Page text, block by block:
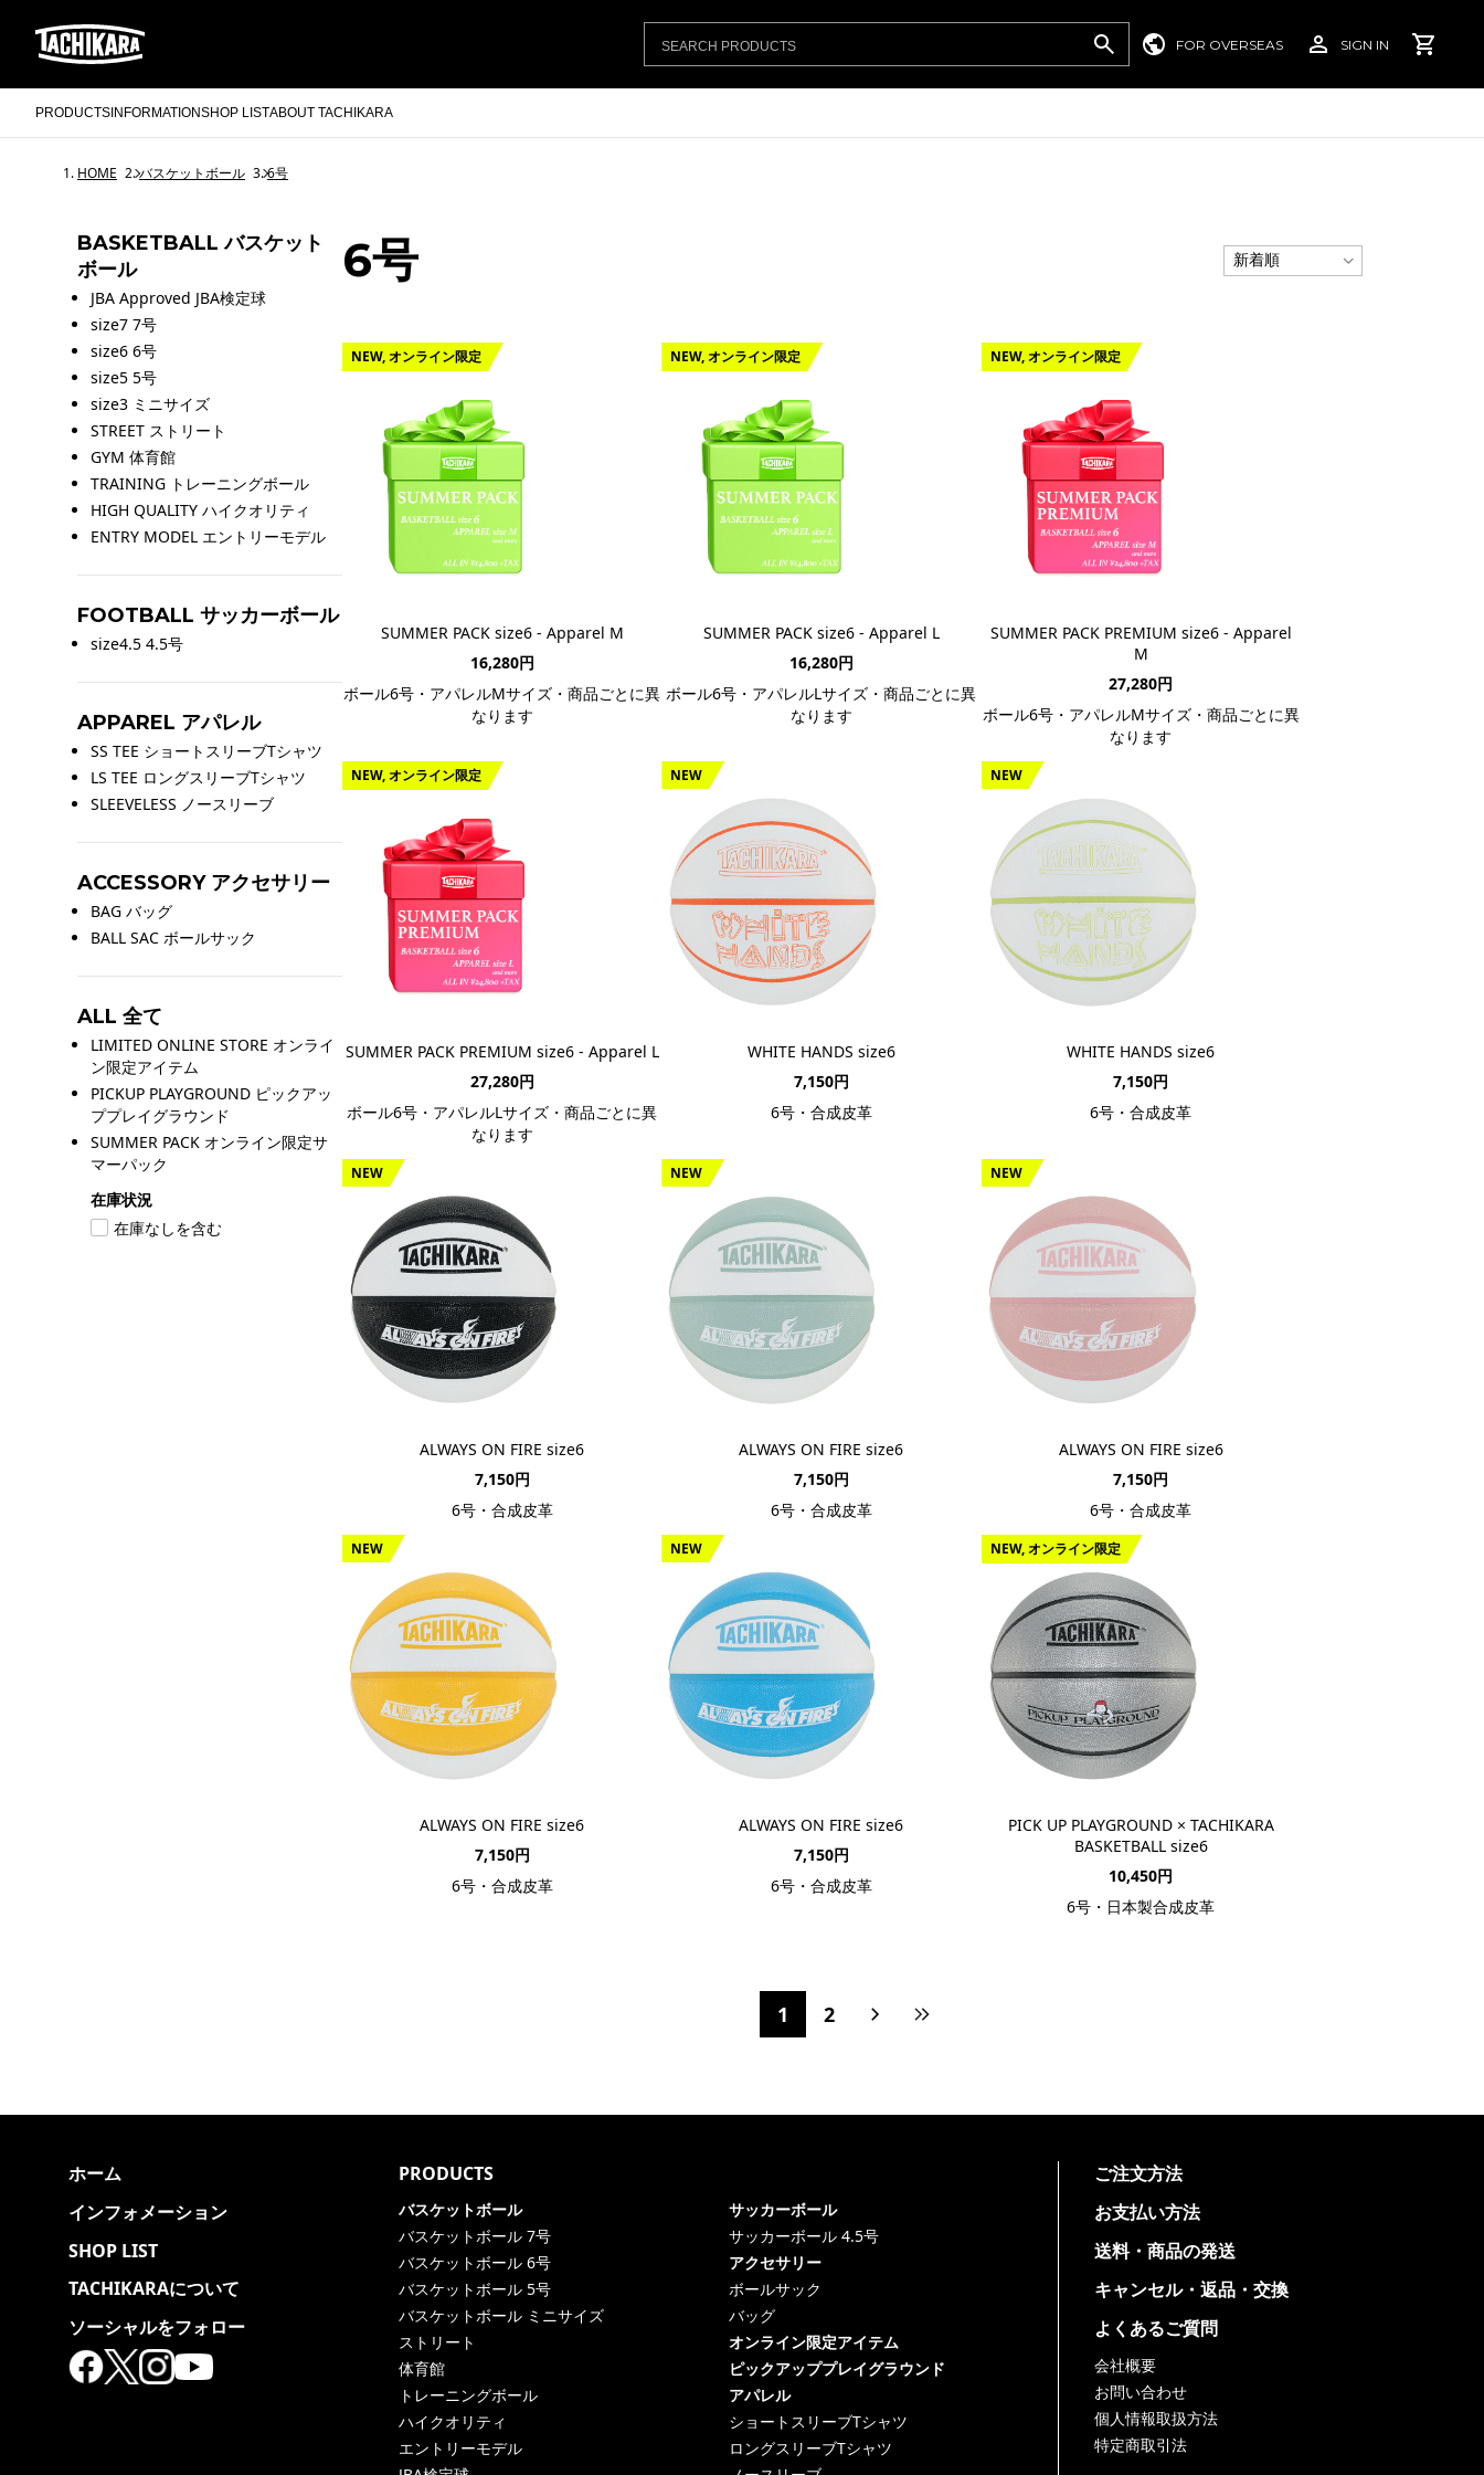
FOR OVERSEAS SIGN IN
PRODUCTS INFORMATIONSHOP LISTABOUT TACHIKARA
HOME バスケットボール 6号
BASKETBALL バスケット
ボール
JBA Approved JBA検定球
size7 7号
size6 6号
size5 5号
size3 ミニサイズ
STREET ストリート
GYM 体育館
TRAINING トレーニングボール
HIGH QUALITY ハイクオリティ
ENTRY MODEL エントリーモデル
FOOTBALL サッカーボール
size4.5 4.5号
APPAREL アパレル
SS TEE ショートスリーブTシャツ
LS TEE ロングスリーブTシャツ
SLEEVELESS ノースリーブ
ACCESSORY アクセサリー
BAG バッグ
BALL SAC ボールサック
ALL 全て
LIMITED ONLINE STORE オンライ
ン限定アイテム
PICKUP PLAYGROUND ピックアッ
ププレイグラウンド
SUMMER PACK オンライン限定サ
マーパック
在庫状況
在庫なしを含む
6号
NEW, オンライン限定
SUMMER PACK size6 - Apparel M
16,280円
ボール6号・アパレルMサイズ・商品ごとに異
なります
NEW, オンライン限定
SUMMER PACK size6 - Apparel L
16,280円
ボール6号・アパレルLサイズ・商品ごとに異
なります
NEW, オンライン限定
SUMMER PACK PREMIUM size6 - Apparel
M
27,280円
ボール6号・アパレルMサイズ・商品ごとに異
なります
NEW, オンライン限定
SUMMER PACK PREMIUM size6 - Apparel L
27,280円
ボール6号・アパレルLサイズ・商品ごとに異
なります
NEW
WHITE HANDS size6
7,150円
6号・合成皮革
NEW
WHITE HANDS size6
7,150円
6号・合成皮革
NEW
ALWAYS ON FIRE size6
7,150円
6号・合成皮革
NEW
ALWAYS ON FIRE size6
7,150円
6号・合成皮革
NEW
ALWAYS ON FIRE size6
7,150円
6号・合成皮革
NEW
ALWAYS ON FIRE size6
7,150円
6号・合成皮革
NEW
ALWAYS ON FIRE size6
7,150円
6号・合成皮革
NEW, オンライン限定
PICK UP PLAYGROUND × TACHIKARA
BASKETBALL size6
10,450円
6号・日本製合成皮革
1 2
ホーム
インフォメーション
SHOP LIST
TACHIKARAについて
ソーシャルをフォロー
PRODUCTS
バスケットボール
バスケットボール 7号
バスケットボール 6号
バスケットボール 5号
バスケットボール ミニサイズ
ストリート
体育館
トレーニングボール
ハイクオリティ
エントリーモデル
サッカーボール
サッカーボール 4.5号
アクセサリー
ボールサック
バッグ
オンライン限定アイテム
ピックアッププレイグラウンド
アパレル
ショートスリーブTシャツ
ロングスリーブTシャツ
ご注文方法
お支払い方法
送料・商品の発送
キャンセル・返品・交換
よくあるご質問
会社概要
お問い合わせ
個人情報取扱方法
特定商取引法